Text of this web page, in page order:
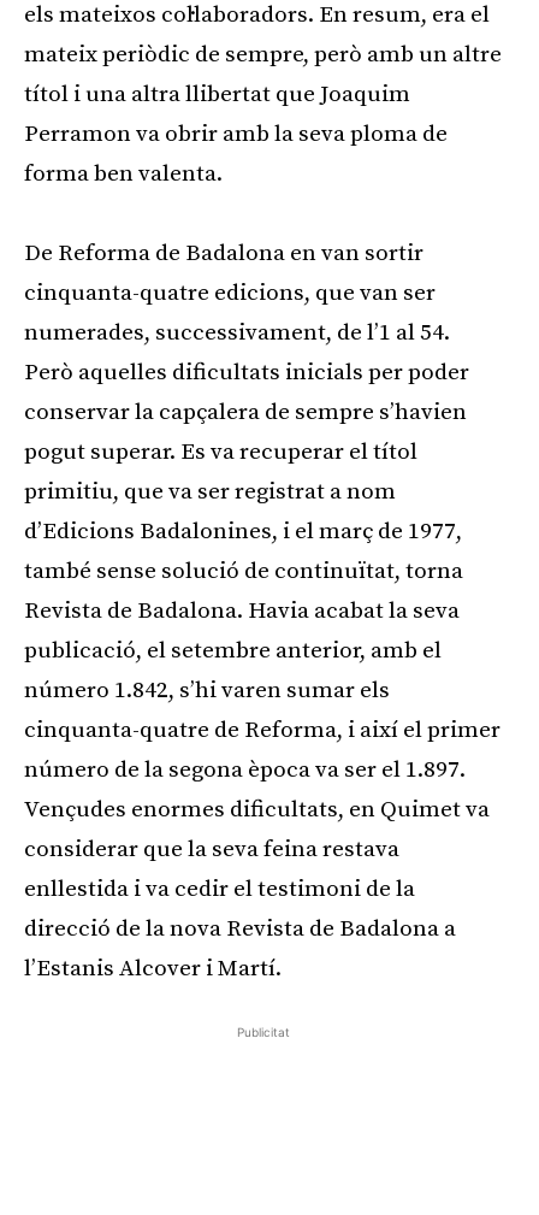
els mateixos col·laboradors. En resum, era el
mateix periòdic de sempre, però amb un altre
títol i una altra llibertat que Joaquim
Perramon va obrir amb la seva ploma de
forma ben valenta.
De Reforma de Badalona en van sortir
cinquanta-quatre edicions, que van ser
numerades, successivament, de l’1 al 54.
Però aquelles dificultats inicials per poder
conservar la capçalera de sempre s’havien
pogut superar. Es va recuperar el títol
primitiu, que va ser registrat a nom
d’Edicions Badalonines, i el març de 1977,
també sense solució de continuïtat, torna
Revista de Badalona. Havia acabat la seva
publicació, el setembre anterior, amb el
número 1.842, s’hi varen sumar els
cinquanta-quatre de Reforma, i així el primer
número de la segona època va ser el 1.897.
Vençudes enormes dificultats, en Quimet va
considerar que la seva feina restava
enllestida i va cedir el testimoni de la
direcció de la nova Revista de Badalona a
l’Estanis Alcover i Martí.
Publicitat